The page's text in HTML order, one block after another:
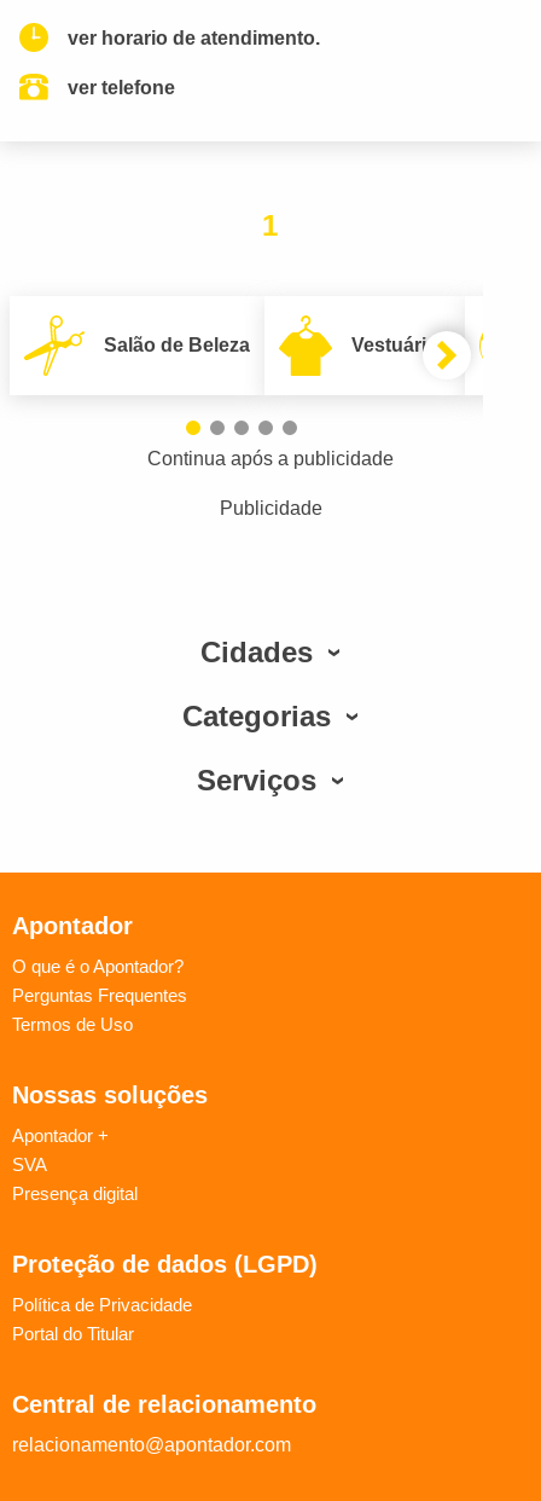
ver horario de atendimento.
ver telefone
1
Salão de Beleza Vestuário
Continua após a publicidade
Publicidade
Cidades
Categorias
Serviços
Apontador
O que é o Apontador?
Perguntas Frequentes
Termos de Uso
Nossas soluções
Apontador +
SVA
Presença digital
Proteção de dados (LGPD)
Política de Privacidade
Portal do Titular
Central de relacionamento
relacionamento@apontador.com